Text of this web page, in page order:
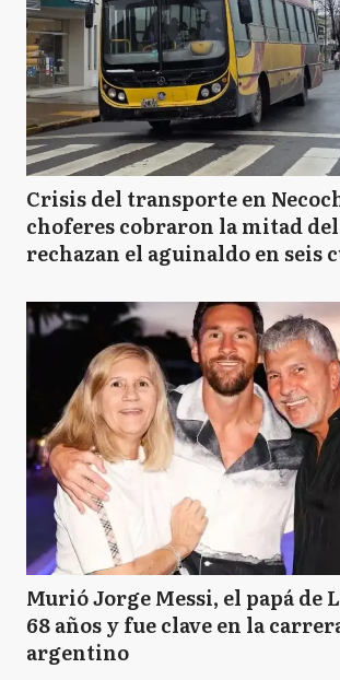
Crisis del transporte en
choferes cobraron la mitad
rechazan el aguinaldo en seis
Murió Jorge Messi, el papá de
68 años y fue clave en la
argentino